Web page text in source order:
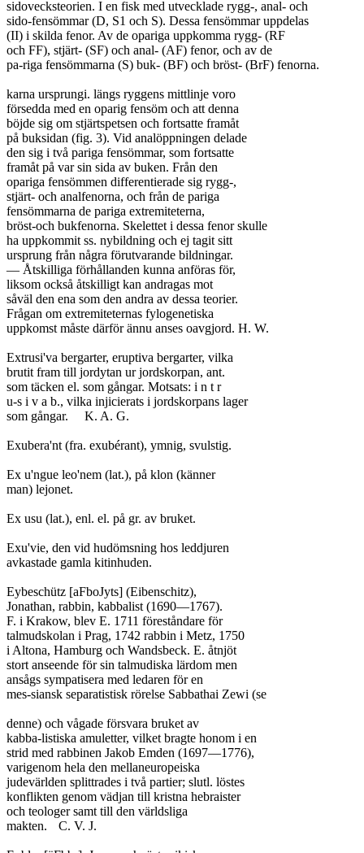
sidovecksteorien. I en fisk med utvecklade rygg-, anal- och
sido-fensömmar (D, S1 och S). Dessa fensömmar uppdelas
(II) i skilda fenor. Av de opariga uppkomma rygg- (RF
och FF), stjärt- (SF) och anal- (AF) fenor, och av de
pa-riga fensömmarna (S) buk- (BF) och bröst- (BrF) fenorna.
karna ursprungi. längs ryggens mittlinje voro
försedda med en oparig fensöm och att denna
böjde sig om stjärtspetsen och fortsatte framåt
på buksidan (fig. 3). Vid analöppningen delade
den sig i två pariga fensömmar, som fortsatte
framåt på var sin sida av buken. Från den
opariga fensömmen differentierade sig rygg-,
stjärt- och analfenorna, och från de pariga
fensömmarna de pariga extremiteterna,
bröst-och bukfenorna. Skelettet i dessa fenor skulle
ha uppkommit ss. nybildning och ej tagit sitt
ursprung från några förutvarande bildningar.
— Åtskilliga förhållanden kunna anföras för,
liksom också åtskilligt kan andragas mot
såväl den ena som den andra av dessa teorier.
Frågan om extremiteternas fylogenetiska
uppkomst måste därför ännu anses oavgjord. H. W.
Extrusi'va bergarter, eruptiva bergarter, vilka
brutit fram till jordytan ur jordskorpan, ant.
som täcken el. som gångar. Motsats: i n t r
u-s i v a b., vilka injicierats i jordskorpans lager
som gångar.	K. A. G.
Exubera'nt (fra. exubérant), ymnig, svulstig.
Ex u'ngue leo'nem (lat.), på klon (känner
man) lejonet.
Ex usu (lat.), enl. el. på gr. av bruket.
Exu'vie, den vid hudömsning hos leddjuren
avkastade gamla kitinhuden.
Eybeschütz [aFboJyts] (Eibenschitz),
Jonathan, rabbin, kabbalist (1690—1767).
F. i Krakow, blev E. 1711 föreståndare för
talmudskolan i Prag, 1742 rabbin i Metz, 1750
i Altona, Hamburg och Wandsbeck. E. åtnjöt
stort anseende för sin talmudiska lärdom men
ansågs sympatisera med ledaren för en
mes-siansk separatistisk rörelse Sabbathai Zewi (se
denne) och vågade försvara bruket av
kabba-listiska amuletter, vilket bragte honom i en
strid med rabbinen Jakob Emden (1697—1776),
varigenom hela den mellaneuropeiska
judevärlden splittrades i två partier; slutl. löstes
konflikten genom vädjan till kristna hebraister
och teologer samt till den världsliga
makten.	C. V. J.